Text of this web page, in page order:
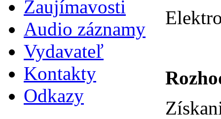
Zaujímavosti
Audio záznamy
Vydavateľ
Kontakty
Odkazy